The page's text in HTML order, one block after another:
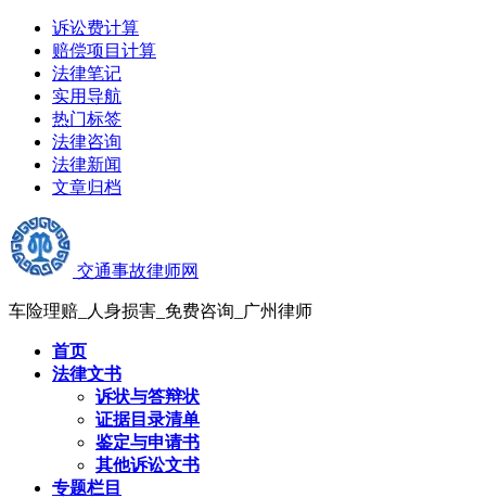
诉讼费计算
赔偿项目计算
法律笔记
实用导航
热门标签
法律咨询
法律新闻
文章归档
交通事故律师网
车险理赔_人身损害_免费咨询_广州律师
首页
法律文书
诉状与答辩状
证据目录清单
鉴定与申请书
其他诉讼文书
专题栏目